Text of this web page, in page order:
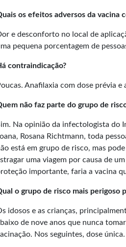
os efeitos adversos da vacina
e desconforto no local de
pequena porcentagem de
contraindicação?
Anafilaxia com dose prévia e
não faz parte do grupo de
Na opinião da infectologista do
Rosana Richtmann, toda
está em grupo de risco, mas
uma viagem por causa de
importante, faria a vacina
o grupo de risco mais perigoso
idosos e as crianças,
de nove anos que nunca
Nos seguintes, dose